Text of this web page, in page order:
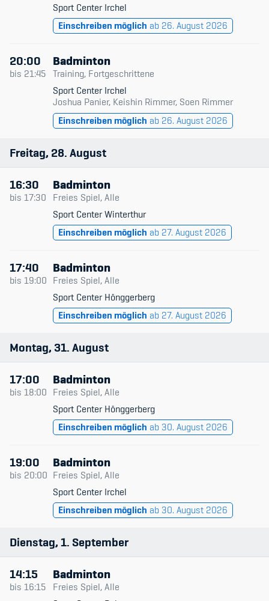
Sport Center Irchel
Einschreiben möglich ab 26. August 2026
20:00
bis 21:45
Badminton
Training, Fortgeschrittene
Sport Center Irchel
Joshua Panier, Keishin Rimmer, Soen Rimmer
Einschreiben möglich ab 26. August 2026
Freitag 28 August
16:30
bis 17:30
Badminton
Freies Spiel, Alle
Sport Center Winterthur
Einschreiben möglich ab 27. August 2026
17:40
bis 19:00
Badminton
Freies Spiel, Alle
Sport Center Hönggerberg
Einschreiben möglich ab 27. August 2026
Montag 31 August
17:00
bis 18:00
Badminton
Freies Spiel, Alle
Sport Center Hönggerberg
Einschreiben möglich ab 30. August 2026
19:00
bis 20:00
Badminton
Freies Spiel, Alle
Sport Center Irchel
Einschreiben möglich ab 30. August 2026
Dienstag 1 September
14:15
bis 16:15
Badminton
Freies Spiel, Alle